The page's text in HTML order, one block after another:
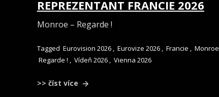
REPREZENTANT FRANCIE 2026
Monroe – Regarde !
Tagged Eurovision 2026 , Eurovize 2026 , Francie , Monroe
Regarde ! , Vídeň 2026 , Vienna 2026
>> číst více